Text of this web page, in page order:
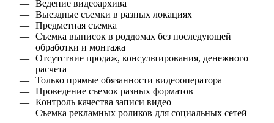
Ведение видеоархива
Выездные съемки в разных локациях
Предметная съемка
Съемка выписок в роддомах без последующей
обработки и монтажа
Отсутствие продаж, консультирования, денежного
расчета
Только прямые обязанности видеооператора
Проведение съемок разных форматов
Контроль качества записи видео
Съемка рекламных роликов для социальных сетей